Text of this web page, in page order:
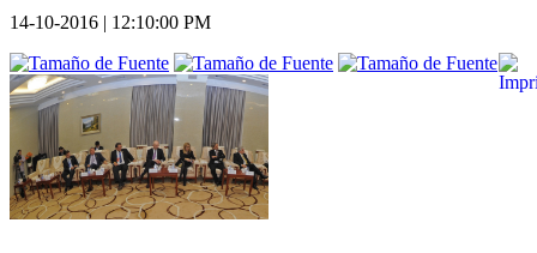
14-10-2016 | 12:10:00 PM